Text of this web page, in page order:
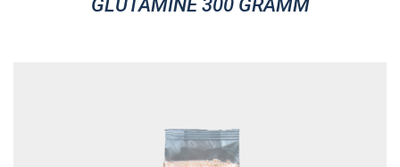
GLUTAMINE 300 GRAMM